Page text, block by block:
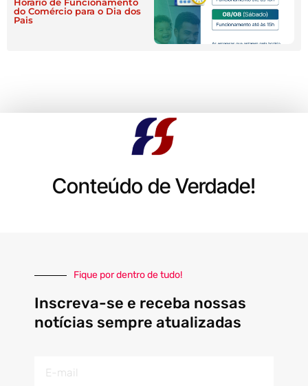
Horário de Funcionamento
do Comércio para o Dia dos
Pais
Conteúdo de Verdade!
Fique por dentro de tudo!
Inscreva-se e receba nossas
notícias sempre atualizadas
mail